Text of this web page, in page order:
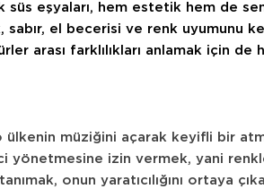
süs eşyaları, hem estetik hem de
el becerisi ve renk uyumunu
arası farklılıkları anlamak için de
ülkenin müziğini açarak keyifli bir
yönetmesine izin vermek, yani
onun yaratıcılığını ortaya